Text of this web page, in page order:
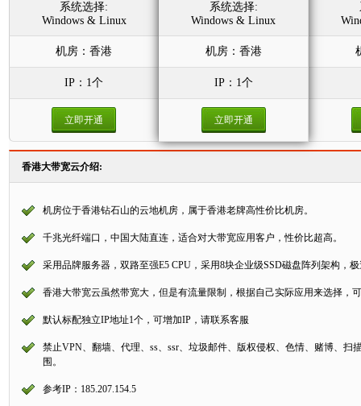
系统选择:
Windows & Linux
机房：香港
IP：1个
立即开通
系统选择:
Windows & Linux
机房：香港
IP：1个
立即开通
香港大带宽云介绍:
机房位于香港钻石山的云地机房，属于香港老牌高性价比机房。
千兆光纤端口，中国大陆直连，适合对大带宽应用客户，性价比超高。
采用品牌服务器，双路至强E5 CPU，采用8块企业级SSD磁盘阵列架构，
香港大带宽云虽然带宽大，但是有流量限制，根据自己实际应用来选择，
默认标配独立IP地址1个，可增加IP，请联系客服
禁止VPN、翻墙、代理、ss、ssr、垃圾邮件、版权侵权、色情、赌博、
围。
参考IP：185.207.154.5